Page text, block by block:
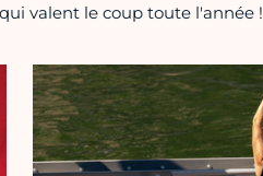
valent le coup toute l'année !